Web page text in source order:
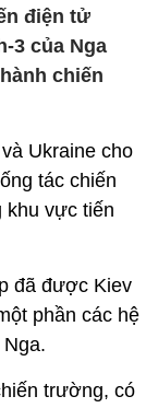
điện tử
3 của Nga
chiến
và Ukraine cho
tác chiến
khu vực tiến
đã được Kiev
phần các hệ
trường, có